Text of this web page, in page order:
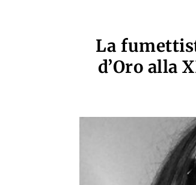
La
d’Oro alla